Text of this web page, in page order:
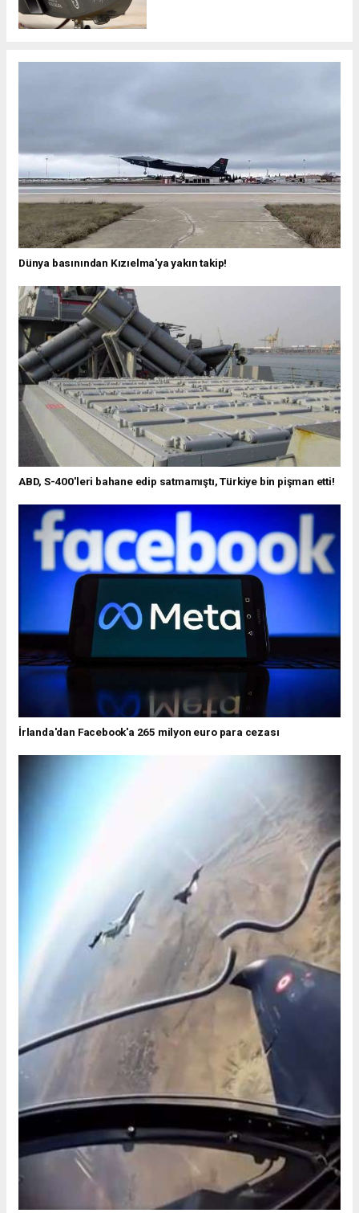
Dünya basınından Kızıelma'ya yakın takip!
ABD, S-400'leri bahane edip satmamıştı, Türkiye bin pişman etti!
İrlanda'dan Facebook'a 265 milyon euro para cezası